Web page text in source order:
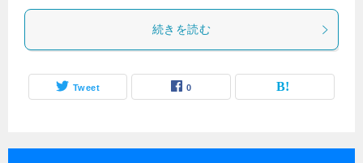
続きを読む
Tweet 0